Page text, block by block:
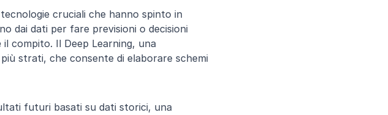
cruciali che hanno spinto in
dai dati per fare previsioni o decisioni
compito. Il Deep Learning, una
strati, che consente di elaborare schemi
futuri basati su dati storici, una